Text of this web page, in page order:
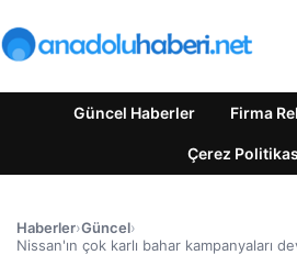
Güncel Haberler Firma
Çerez
Haberler›Güncel›
Nissan'ın çok karlı bahar kampanyaları